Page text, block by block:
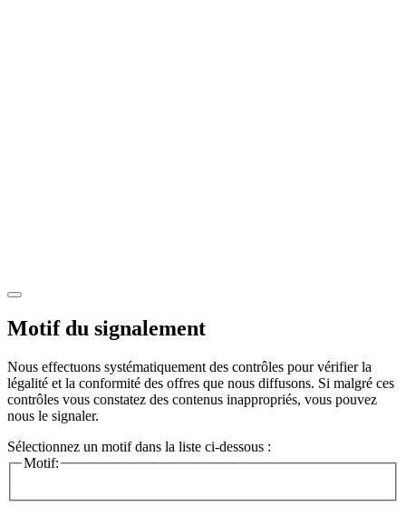
Motif du signalement
Nous effectuons systématiquement des contrôles pour vérifier la
légalité et la conformité des offres que nous diffusons. Si malgré ces
contrôles vous constatez des contenus inappropriés, vous pouvez
nous le signaler.
Sélectionnez un motif dans la liste ci-dessous :
Motif: